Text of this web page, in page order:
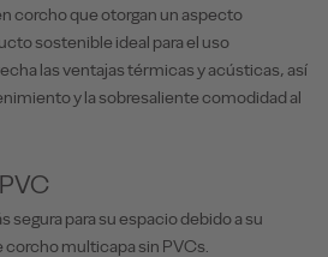
corcho que otorgan un aspecto
sostenible ideal para el uso
las ventajas térmicas y acústicas, así
y la sobresaliente comodidad al
segura para su espacio debido a su
multicapa sin PVCs.